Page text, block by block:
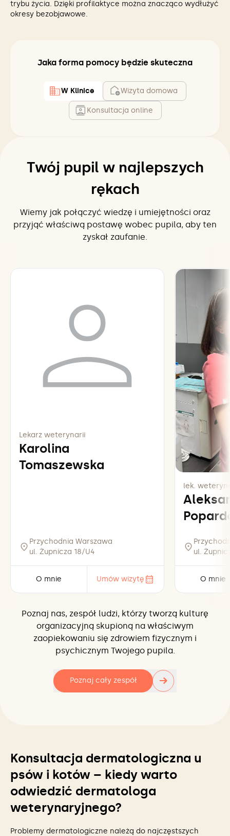
trybu życia. Dzięki profilaktyce można znacząco wydłużyć
okresy bezobjawowe.
Jaka forma pomocy będzie skuteczna
W Klinice Wizyta domowa
Konsultacja online
Twój pupil w najlepszych
rękach
Wiemy jak połączyć wiedzę i umiejętności oraz
przyjąć właściwą postawę wobec pupila, aby ten
zyskał zaufanie.
Lekarz weterynarii
Karolina
Tomaszewska
Przychodnia Warszawa
ul. Żupnicza 18/U4
O mnie Umów wizytę
lek.
ul.
O mnie
Poznaj nas, zespół ludzi, którzy tworzą kulturę
organizacyjną skupioną na właściwym
zaopiekowaniu się zdrowiem fizycznym i
psychicznym Twojego pupila.
Poznaj cały zespół →
Konsultacja dermatologiczna u
psów i kotów – kiedy warto
odwiedzić dermatologa
weterynaryjnego?
Problemy dermatologiczne należą do najczęstszych